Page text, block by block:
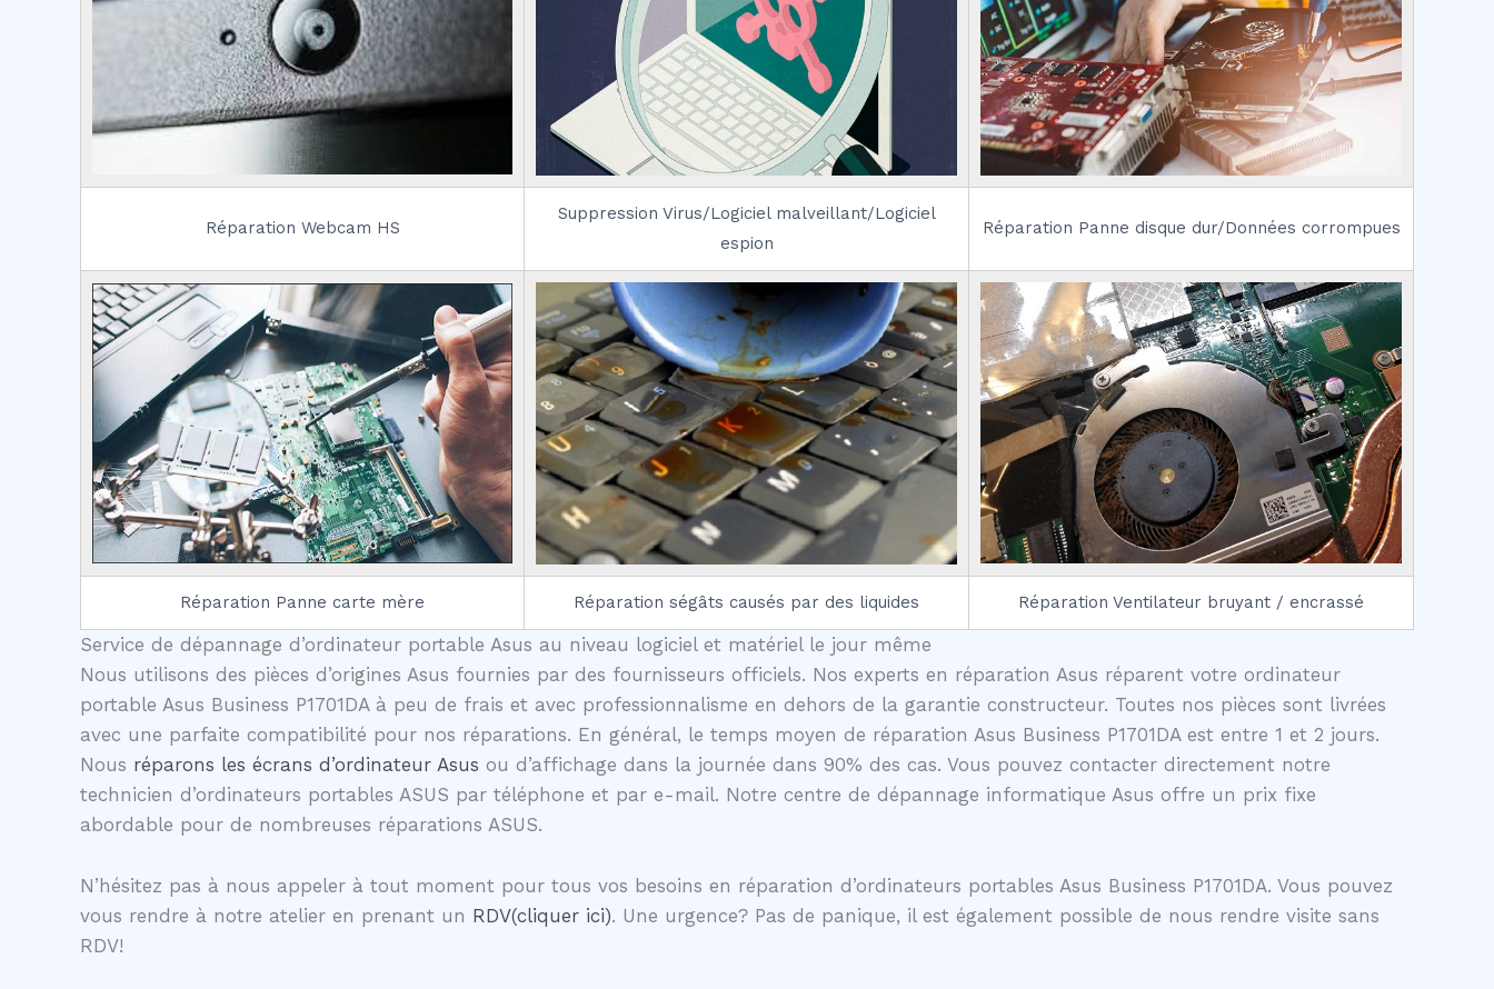
Réparation Webcam HS
Suppression Virus/Logiciel malveillant/Logiciel
espion
Réparation Panne disque dur/Données corrompues
Réparation Panne carte mère Réparation ségâts causés par des liquides Réparation Ventilateur bruyant / encrassé
Service de dépannage d’ordinateur portable Asus au niveau logiciel et matériel le jour même
Nous utilisons des pièces d’origines Asus fournies par des fournisseurs officiels. Nos experts en réparation Asus réparent votre ordinateur
portable Asus Business P1701DA à peu de frais et avec professionnalisme en dehors de la garantie constructeur. Toutes nos pièces sont livrées
avec une parfaite compatibilité pour nos réparations. En général, le temps moyen de réparation Asus Business P1701DA est entre 1 et 2 jours.
Nous réparons les écrans d’ordinateur Asus ou d’affichage dans la journée dans 90% des cas. Vous pouvez contacter directement notre
technicien d’ordinateurs portables ASUS par téléphone et par e-mail. Notre centre de dépannage informatique Asus offre un prix fixe
abordable pour de nombreuses réparations ASUS.
N’hésitez pas à nous appeler à tout moment pour tous vos besoins en réparation d’ordinateurs portables Asus Business P1701DA. Vous pouvez
vous rendre à notre atelier en prenant un RDV(cliquer ici). Une urgence? Pas de panique, il est également possible de nous rendre visite sans
RDV!